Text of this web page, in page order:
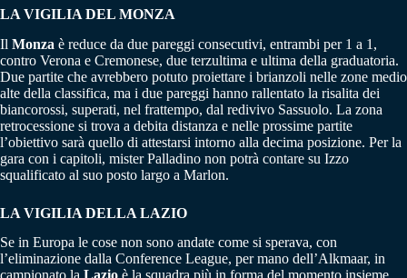
LA VIGILIA DEL MONZA
Il Monza è reduce da due pareggi consecutivi, entrambi per 1 a 1,
contro Verona e Cremonese, due terzultima e ultima della graduatoria.
Due partite che avrebbero potuto proiettare i brianzoli nelle zone medio
alte della classifica, ma i due pareggi hanno rallentato la risalita dei
biancorossi, superati, nel frattempo, dal redivivo Sassuolo. La zona
retrocessione si trova a debita distanza e nelle prossime partite
l’obiettivo sarà quello di attestarsi intorno alla decima posizione. Per la
gara con i capitoli, mister Palladino non potrà contare su Izzo
squalificato al suo posto largo a Marlon.
LA VIGILIA DELLA LAZIO
Se in Europa le cose non sono andate come si sperava, con
l’eliminazione dalla Conference League, per mano dell’Alkmaar, in